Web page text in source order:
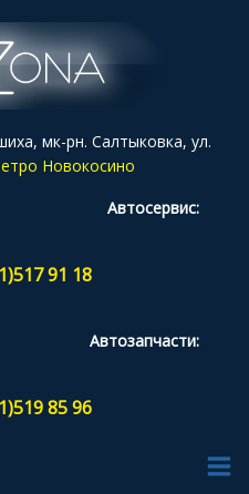
мк-рн. Салтыковка, ул.
Новокосино
Автосервис:
91 18
Автозапчасти:
85 96